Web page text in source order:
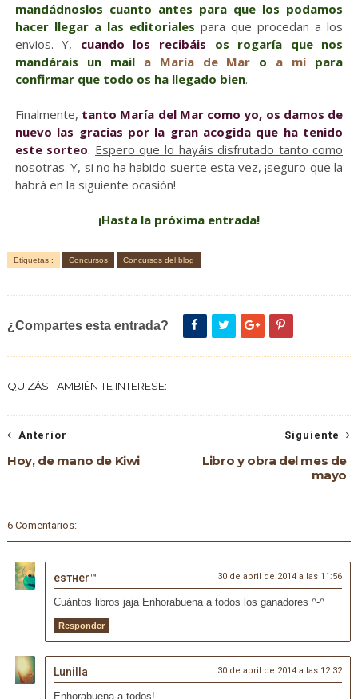
mandádnoslos cuanto antes para que los podamos
hacer llegar a las editoriales para que procedan a los
envios. Y, cuando los recibáis
os rogaría que nos
mandárais un mail a María de Mar o a mípara
confirmar que todo os ha llegado bien.
Finalmente, tanto María del Mar como yo, os damos de
nuevo las gracias por la gran acogida que ha tenido
este sorteo. Espero que lo hayáis disfrutado tanto como
nosotras. Y, si no ha habido suerte esta vez, ¡seguro que la
habrá en la siguiente ocasión!
¡Hasta la próxima entrada!
Etiquetas : Concursos Concursos del blog
¿Compartes esta entrada?
QUIZÁS TAMBIÉN TE INTERESE:
Siguiente
Libro y obra del mes de
mayo
Anterior
Hoy, de mano de Kiwi
6 Comentarios:
eѕтнer™ 30 de abril de 2014 a las 11:56
Cuántos libros jaja Enhorabuena a todos los ganadores ^-^
Responder
Lunilla 30 de abril de 2014 a las 12:32
Enhorabuena a todos!